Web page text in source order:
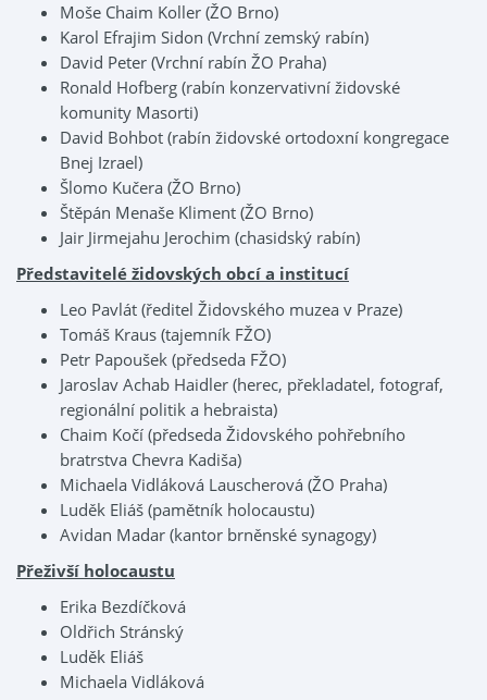
Moše Chaim Koller (ŽO Brno)
Karol Efrajim Sidon (Vrchní zemský rabín)
David Peter (Vrchní rabín ŽO Praha)
Ronald Hofberg (rabín konzervativní židovské
komunity Masorti)
David Bohbot (rabín židovské ortodoxní kongregace
Bnej Izrael)
Šlomo Kučera (ŽO Brno)
Štěpán Menaše Kliment (ŽO Brno)
Jair Jirmejahu Jerochim (chasidský rabín)
Představitelé židovských obcí a institucí
Leo Pavlát (ředitel Židovského muzea v Praze)
Tomáš Kraus (tajemník FŽO)
Petr Papoušek (předseda FŽO)
Jaroslav Achab Haidler (herec, překladatel, fotograf,
regionální politik a hebraista)
Chaim Kočí (předseda Židovského pohřebního
bratrstva Chevra Kadiša)
Michaela Vidláková Lauscherová (ŽO Praha)
Luděk Eliáš (pamětník holocaustu)
Avidan Madar (kantor brněnské synagogy)
Přeživší holocaustu
Erika Bezdíčková
Oldřich Stránský
Luděk Eliáš
Michaela Vidláková